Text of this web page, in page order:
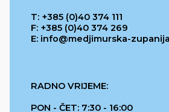
T: +385 (0)40 374 111
F: +385 (0)40 374 269
E: info@medjimurska-
RADNO VRIJEME:
PON - ČET: 7:30 - 16:00